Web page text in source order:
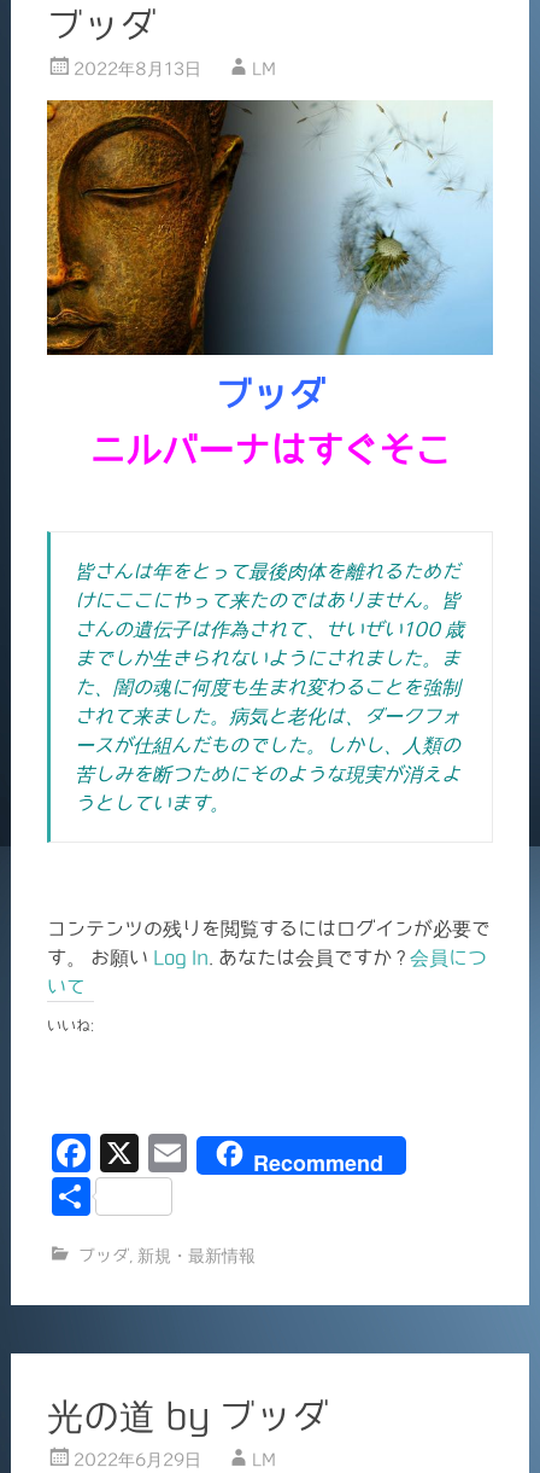
ブッダ
2022年8月13日 LM
ブッダ
ニルバーナはすぐそこ
皆さんは年をとって最後肉体を離れるためだ
けにここにやって来たのではありません。皆
さんの遺伝子は作為されて、せいぜい100 歳
までしか生きられないようにされました。ま
た、闇の魂に何度も生まれ変わることを強制
されて来ました。 病気と老化は、ダークフォ
ースが仕組んだものでした。しかし、人類の
苦しみを断つためにそのような現実が消えよ
うとしています。
コンテンツの残りを閲覧するにはログインが必要で
す。 お願い Log In . あなたは会員ですか ? 会員につ
いて
いいね:
F
a
e
b
o
k
X
E
l
Recommend
共
ブッダ, 新規・最新情報
光の道 by ブッダ
2022年6月29日 LM